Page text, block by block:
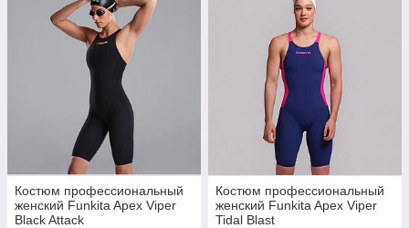
Костюм профессиональный
женский Funkita Apex Viper
Black Attack
Костюм профессиональный
женский Funkita Apex Viper
Tidal Blast